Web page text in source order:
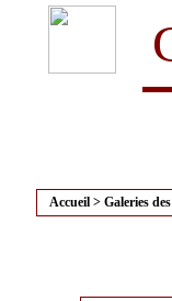
Accueil > Galeries